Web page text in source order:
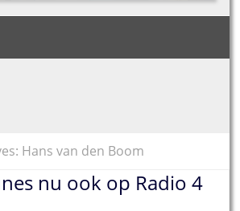
Hans van den Boom
nu ook op Radio 4